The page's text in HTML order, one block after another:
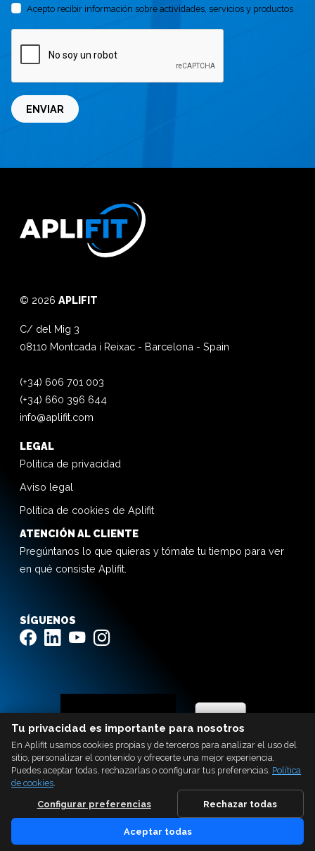
Acepto recibir información sobre actividades, servicios y productos
ENVIAR
© 2026 APLIFIT
C/ del Mig 3
08110 Montcada i Reixac - Barcelona - Spain
(+34) 606 701 003
(+34) 660 396 644
info@aplifit.com
LEGAL
Política de privacidad
Aviso legal
Política de cookies de Aplifit
ATENCIÓN AL CLIENTE
Pregúntanos lo que quieras y tómate tu tiempo para ver
en qué consiste Aplifit.
SÍGUENOS
Ladeus Web Branding
Tu privacidad es importante para nosotros
En Aplifit usamos cookies propias y de terceros para analizar el uso del
sitio, personalizar el contenido y ofrecerte una mejor experiencia.
Puedes aceptar todas, rechazarlas o configurar tus preferencias. Política
de cookies.
Configurar preferencias
Rechazar todas
Aceptar todas